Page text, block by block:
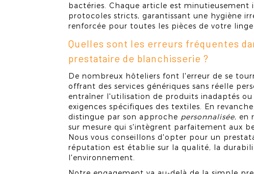
bactéries. Chaque article est minutieusement
protocoles stricts, garantissant une hygiène
renforcée pour toutes les pièces de votre
Quelles sont les erreurs fréquentes
prestataire de blanchisserie ?
De nombreux hôteliers font l'erreur de se
offrant des services génériques sans réelle
entraîner l'utilisation de produits inadaptés ou
exigences spécifiques des textiles. En
distingue par son approche personnalisée, en
sur mesure qui s'intègrent parfaitement aux
Nous vous conseillons d'opter pour un
réputation est établie sur la qualité, la
l'environnement.